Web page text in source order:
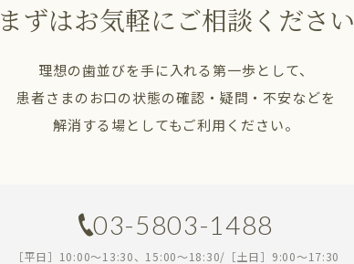
まずはお気軽にご相談ください
理想の歯並びを手に入れる第一歩として、
患者さまのお口の状態の確認・疑問・不安などを
解消する場としてもご利用ください。
03-5803-1488
［平日］10:00～13:30、15:00～18:30/［土日］9:00～17:30